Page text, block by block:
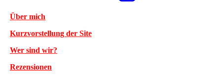
Über mich
Kurzvorstellung der Site
Wer sind wir?
Rezensionen